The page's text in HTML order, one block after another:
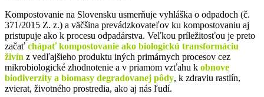
Kompostovanie na Slovensku usmerňuje vyhláška o odpadoch (č.
371/2015 Z. z.) a väčšina prevádzkovateľov ku kompostovaniu aj
pristupuje ako k procesu odpadárstva. Veľkou príležitosťou je preto
začať chápať kompostovanie ako biologickú transformáciu
živín z vedľajšieho produktu iných primárnych procesov cez
mikrobiologické zhodnotenie a v priamom vzťahu k obnove
biodiverzity a biomasy degradovanej pôdy, k zdraviu rastlín,
zvierat, životného prostredia, ako aj nás ľudí.